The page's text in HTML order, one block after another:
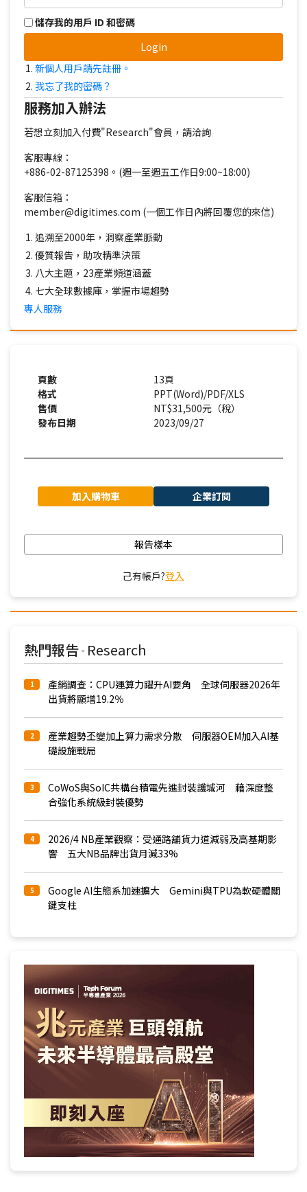
儲存我的用戶 ID 和密碼
Login
新個人用戶請先註冊。
我忘了我的密碼？
服務加入辦法
若想立刻加入付費"Research"會員，請洽詢
客服專線：
+886-02-87125398。(週一至週五工作日9:00~18:00)
客服信箱：
member@digitimes.com (一個工作日內將回覆您的來信)
追溯至2000年，洞察產業脈動
優質報告，助攻精準決策
八大主題，23產業頻道涵蓋
七大全球數據庫，掌握市場趨勢
專人服務
頁數
13頁
格式
PPT(Word)/PDF/XLS
售價
NT$31,500元（稅）
發布日期
2023/09/27
加入購物車 企業訂閱
報告樣本
己有帳戶?登入
熱門報告 - Research
1
產銷調查：CPU運算力躍升AI要角 全球伺服器2026年
出貨將顯增19.2％
2
產業趨勢丕變加上算力需求分散 伺服器OEM加入AI基
礎設施戰局
3
CoWoS與SoIC共構台積電先進封裝護城河 藉深度整
合強化系統級封裝優勢
4
2026/4 NB產業觀察：受通路舖貨力道減弱及高基期影
響 五大NB品牌出貨月減33%
5
Google AI生態系加速擴大 Gemini與TPU為軟硬體關
鍵支柱